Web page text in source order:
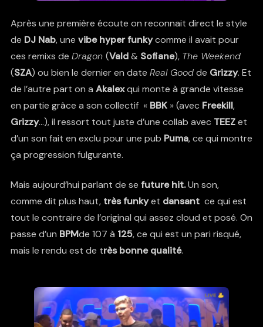
Après une première écoute on reconnait direct le style
de DJ Nab, une vibe hyper funkycomme il avait pour
ces remixs de Dragon (Vald& Sofiane), The Weekend
(SZA) ou bien le dernier en date Real Goodde Grizzy. Et
de l’autre part on a Akalexqui monte à grande vitesse
en partie grâce a son collectif « BBK» (avec Freekill,
Grizzy…), il ressort tout juste d’une collab avec TEEZet
d’un son fait en exclu pour une pub Puma, ce qui montre
ça progression fulgurante.
Mais aujourd’hui parlant de se future hit.Un son,
comme dit plus haut, très funkyet dansantce qui est
tout le contraire de l’original qui assez cloud et posé. On
passe d’un BPMde 107 à 125, ce qui est un pari risqué,
mais le rendu est de très bonne qualité.